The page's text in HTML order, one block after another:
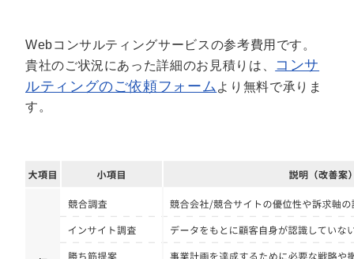
コンサルタント一覧
品質ガイドライン
社内コンペ
定額制Webマーケティング代行『マキトルく
ん』
定額制営業代行『カリトルくん』
営業改善特化の動画制作『動画でカリトルく
定額LINE運用代行『LINEマキトルくん』
オリジナルサービス
格安でAI導入支援『あいのりAI』
拡散付1日密着動画制作『まるごと社長』
実績
お役立ち資料
オンラインサロン
StockSun道場
道場TOP
年収エージェント
会社概要・役員紹介
Webコンサルティングサービスの参考費用です。
貴社のご状況にあった詳細のお見積りは、
コンサ
ルティングのご依頼フォームより無料で承りま
す。